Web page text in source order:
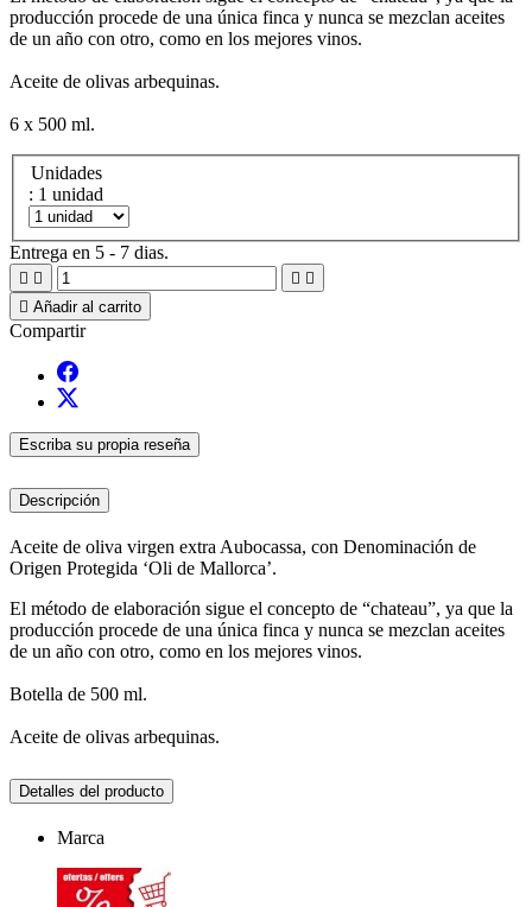
producción procede de una única finca y nunca se mezclan aceites
de un año con otro, como en los mejores vinos.
Aceite de olivas arbequinas.
6 x 500 ml.
Unidades
: 1 unidad
Entrega en 5 - 7 dias.
   
 Añadir al carrito
Compartir
Escriba su propia reseña
Descripción
Aceite de oliva virgen extra Aubocassa, con Denominación de
Origen Protegida ‘Oli de Mallorca’.
El método de elaboración sigue el concepto de “chateau”, ya que la
producción procede de una única finca y nunca se mezclan aceites
de un año con otro, como en los mejores vinos.
Botella de 500 ml.
Aceite de olivas arbequinas.
Detalles del producto
Marca